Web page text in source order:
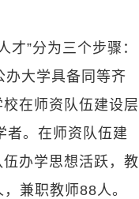
”分为三个步骤：
办大学具备同等齐
在师资队伍建设层
者。在师资队伍建
办学思想活跃，教
兼职教师88人。